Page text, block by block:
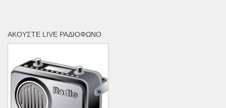
ΑΚΟΎΣΤΕ LIVE ΡΑΔΙΌΦΩΝΟ